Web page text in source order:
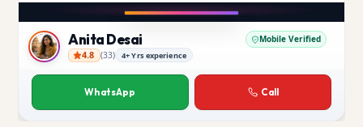
Anita Desai
Anita Desai Mobile Verified
4.8 (33) 4+ Yrs experience
WhatsApp Call